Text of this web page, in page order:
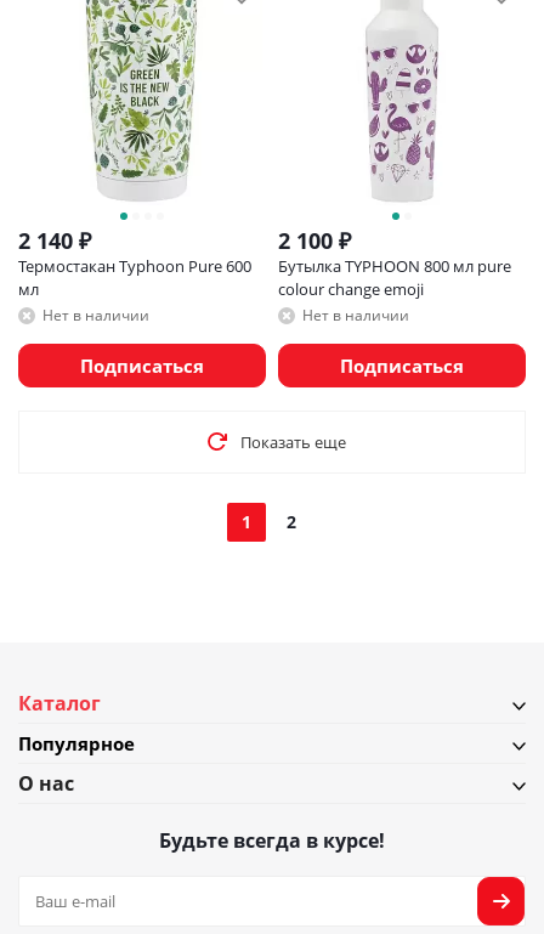
2 140 ₽
Термостакан Typhoon Pure 600
мл
Нет в наличии
Подписаться
2 100 ₽
Бутылка TYPHOON 800 мл pure
colour change emoji
Нет в наличии
Подписаться
Показать еще
1 2
Каталог
Популярное
О нас
Будьте всегда в курсе!